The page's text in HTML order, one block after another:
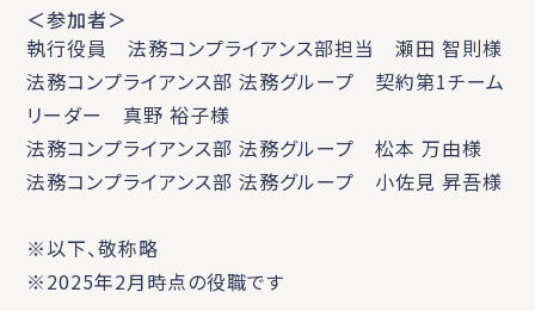
＜参加者＞
執行役員 法務コンプライアンス部担当 瀬田 智則様
法務コンプライアンス部 法務グループ 契約第1チーム
リーダー 真野 裕子様
法務コンプライアンス部 法務グループ 松本 万由様
法務コンプライアンス部 法務グループ 小佐見 昇吾様
※以下、敬称略
※2025年2月時点の役職です